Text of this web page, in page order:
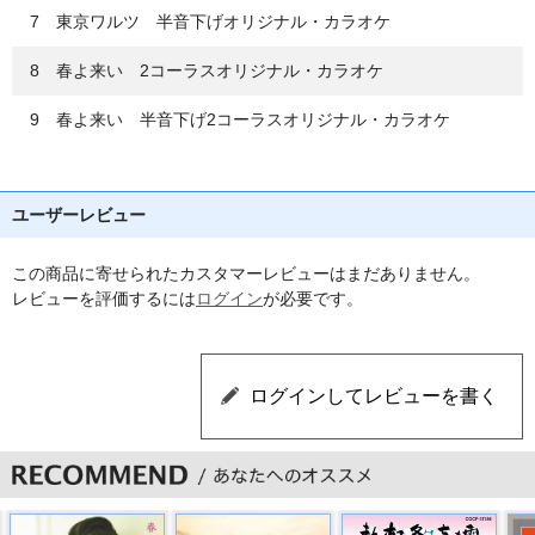
7 東京ワルツ 半音下げオリジナル・カラオケ
8 春よ来い 2コーラスオリジナル・カラオケ
9 春よ来い 半音下げ2コーラスオリジナル・カラオケ
ユーザーレビュー
この商品に寄せられたカスタマーレビューはまだありません。
レビューを評価するにはログインが必要です。